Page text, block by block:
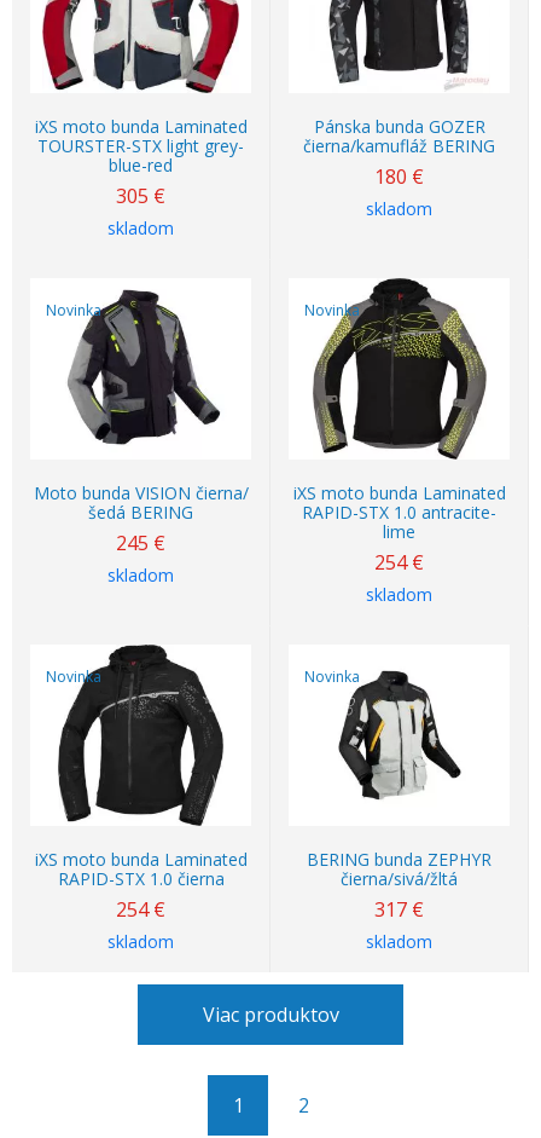
iXS moto bunda Laminated
TOURSTER-STX light grey-
blue-red
305 €
skladom
Pánska bunda GOZER
čierna/kamufláž BERING
180 €
skladom
Novinka
Moto bunda VISION čierna/
šedá BERING
245 €
skladom
Novinka
iXS moto bunda Laminated
RAPID-STX 1.0 antracite-
lime
254 €
skladom
Novinka
iXS moto bunda Laminated
RAPID-STX 1.0 čierna
254 €
skladom
Novinka
BERING bunda ZEPHYR
čierna/sivá/žltá
317 €
skladom
Viac produktov
1 2